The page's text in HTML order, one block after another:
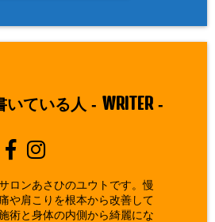
いている人 - WRITER-
ロンあさひのユウトです。慢
や肩こりを根本から改善して
術と身体の内側から綺麗にな